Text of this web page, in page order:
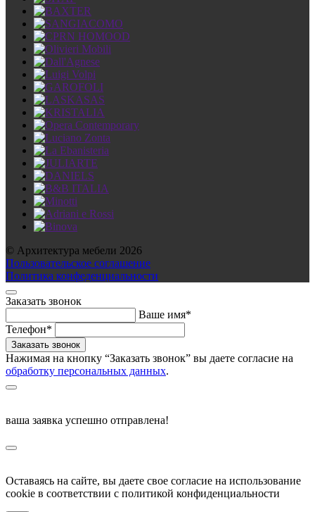
© Архитектура мебели 2026
Пользовательское соглашение
Политика конфеденциальности
Заказать звонок
Ваше имя*
Телефон*
Нажимая на кнопку “Заказать звонок” вы даете согласие на
обработку персональных данных.
ваша заявка успешно отправлена!
Оставаясь на сайте, вы даете свое согласие на использование
cookie в соответствии c политикой конфиденциальности